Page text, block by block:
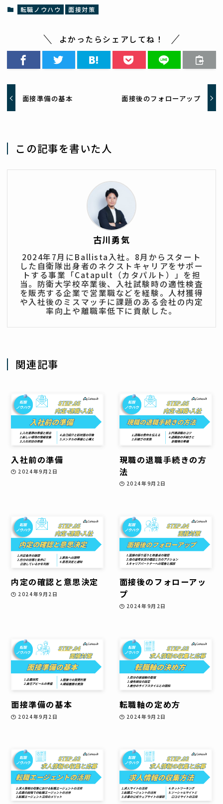
転職ノウハウ 面接対策
よかったらシェアしてね！
面接準備の基本 面接後のフォローアップ
この記事を書いた人
古川勇気
2024年7月にBallista入社。8月からスタート
した自衛隊出身者のネクストキャリアをサポー
トする事業「Catapult（カタパルト）」を担
当。防衛大学校卒業後、入社試験時の適性検査
を販売する企業で営業職などを経験。人材獲得
や入社後のミスマッチに課題のある会社の内定
率向上や離職率低下に貢献した。
関連記事
入社前の準備
2024年9月2日
現職の退職手続きの方
法
2024年9月2日
内定の確認と意思決定
2024年9月2日
面接後のフォローアッ
プ
2024年9月2日
面接準備の基本
2024年9月2日
転職軸の定め方
2024年9月2日